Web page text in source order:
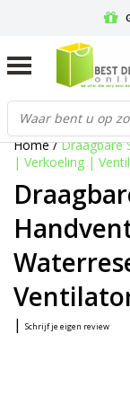
GRATIS
Home/Draagbare
| Verkoeling |
| Schrijf je eigen review